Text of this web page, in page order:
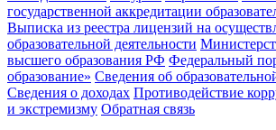
государственной аккредитации
Выписка из реестра лицензий на
образовательной деятельности
высшего образования РФ Федеральный
образование» Сведения об
Сведения о доходах Противодействие
и экстремизму Обратная связь